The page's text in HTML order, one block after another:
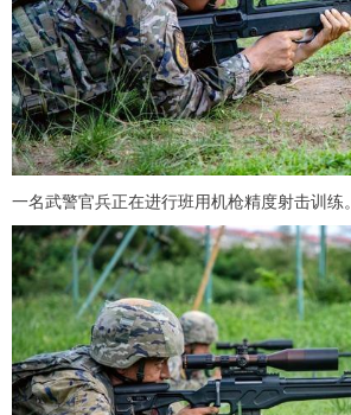
一名武警官兵正在进行班用机枪精度射击训练。